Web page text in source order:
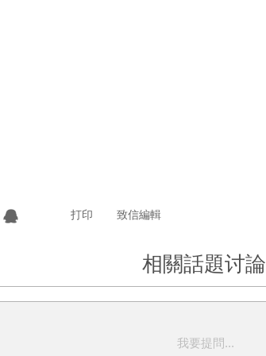
致信編輯
打印
相關話題讨論
我要提問...